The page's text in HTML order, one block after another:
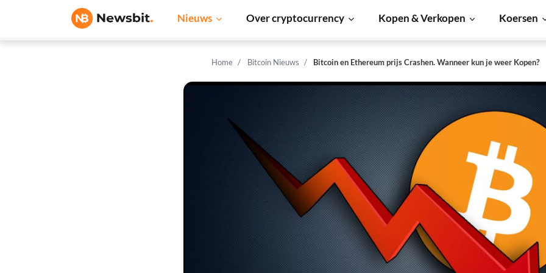
Nieuws Over cryptocurrency Kopen & Verkopen Koersen
Home Bitcoin Nieuws Bitcoin en Ethereum prijs Crashen. Wanneer kun je weer Kopen?